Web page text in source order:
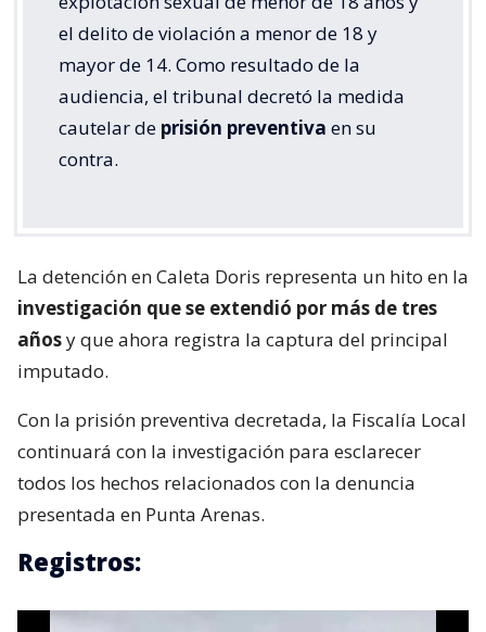
el delito de violación a menor de 18 y
mayor de 14. Como resultado de la
audiencia, el tribunal decretó la medida
cautelar de prisión preventiva en su
contra.
La detención en Caleta Doris representa un hito en la
investigación que se extendió por más de tres
añosy que ahora registra la captura del principal
imputado.
Con la prisión preventiva decretada, la Fiscalía Local
continuará con la investigación para esclarecer
todos los hechos relacionados con la denuncia
presentada en Punta Arenas.
Registros: